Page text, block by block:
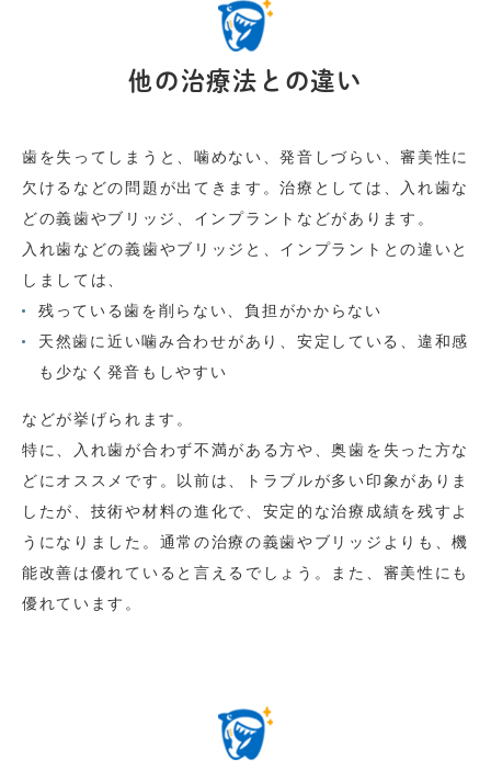
他の治療法との違い
歯を失ってしまうと、噛めない、発音しづらい、審美性に
欠けるなどの問題が出てきます。治療としては、入れ歯な
どの義歯やブリッジ、インプラントなどがあります。
入れ歯などの義歯やブリッジと、インプラントとの違いと
しましては、
残っている歯を削らない、負担がかからない
天然歯に近い噛み合わせがあり、安定している、違和感
も少なく発音もしやすい
などが挙げられます。
特に、入れ歯が合わず不満がある方や、奥歯を失った方な
どにオススメです。以前は、トラブルが多い印象がありま
したが、技術や材料の進化で、安定的な治療成績を残すよ
うになりました。通常の治療の義歯やブリッジよりも、機
能改善は優れていると言えるでしょう。また、審美性にも
優れています。